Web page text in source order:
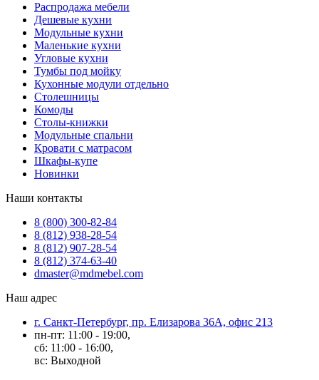
Распродажа мебели
Дешевые кухни
Модульные кухни
Маленькие кухни
Угловые кухни
Тумбы под мойку
Кухонные модули отдельно
Столешницы
Комоды
Столы-книжки
Модульные спальни
Кровати с матрасом
Шкафы-купе
Новинки
Наши контакты
8 (800) 300-82-84
8 (812) 938-28-54
8 (812) 907-28-54
8 (812) 374-63-40
dmaster@mdmebel.com
Наш адрес
г. Санкт-Петербург, пр. Елизарова 36А, офис 213
пн-пт: 11:00 - 19:00,
сб: 11:00 - 16:00,
вс: Выходной